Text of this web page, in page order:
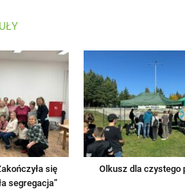
się
segregacja”
Olkusz dla czystego